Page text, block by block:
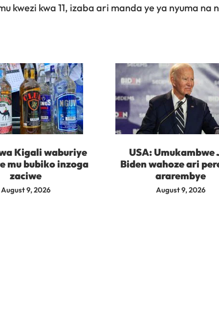
kwezi kwa 11, izaba ari manda ye ya nyuma na
Kigali waburiye
mu bubiko inzoga
zaciwe
August 9, 2026
USA: Umukambwe
Biden wahoze ari
ararembye
August 9, 2026